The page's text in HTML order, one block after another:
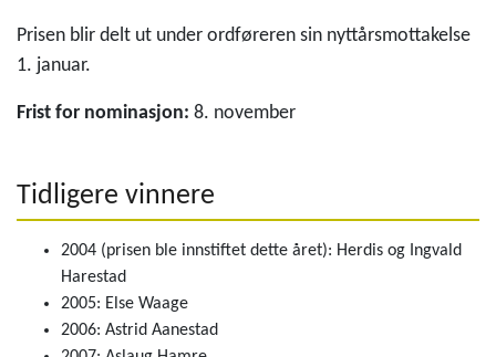
Prisen blir delt ut under ordføreren sin nyttårsmottakelse
1. januar.
Frist for nominasjon: 8. november
Tidligere vinnere
2004 (prisen ble innstiftet dette året): Herdis og Ingvald
Harestad
2005: Else Waage
2006: Astrid Aanestad